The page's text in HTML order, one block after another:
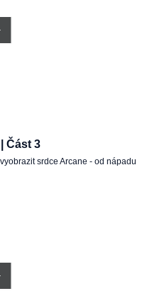
Část 3
srdce Arcane - od nápadu